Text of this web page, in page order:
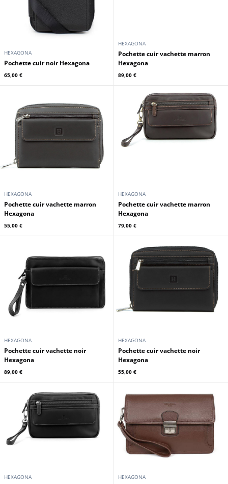
HEXAGONA
Pochette cuir noir Hexagona
65,00 €
HEXAGONA
Pochette cuir vachette marron
Hexagona
89,00 €
HEXAGONA
Pochette cuir vachette marron
Hexagona
55,00 €
HEXAGONA
Pochette cuir vachette marron
Hexagona
79,00 €
HEXAGONA
Pochette cuir vachette noir
Hexagona
89,00 €
HEXAGONA
Pochette cuir vachette noir
Hexagona
55,00 €
HEXAGONA HEXAGONA